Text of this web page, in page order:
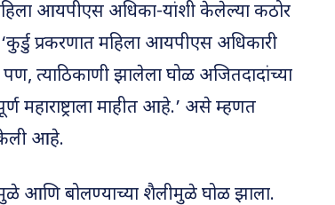
आयपीएस अधिका-यांशी केलेल्या कठोर
प्रकरणात महिला आयपीएस अधिकारी
त्याठिकाणी झालेला घोळ अजितदादांच्या
महाराष्ट्राला माहीत आहे.’ असे म्हणत
केली आहे.
आणि बोलण्याच्या शैलीमुळे घोळ झाला.